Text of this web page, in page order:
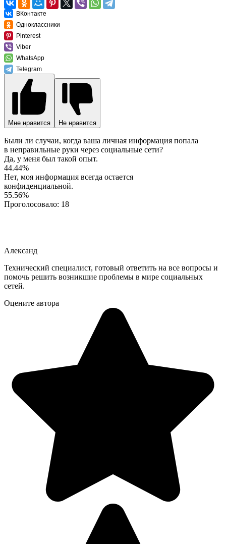
ВКонтакте
Одноклассники
Pinterest
Viber
WhatsApp
Telegram
Мне нравится Не нравится
Были ли случаи, когда ваша личная информация попала
в неправильные руки через социальные сети?
Да, у меня был такой опыт.
44.44%
Нет, моя информация всегда остается
конфиденциальной.
55.56%
Проголосовало: 18
Александ
Технический специалист, готовый ответить на все вопросы и
помочь решить возникшие проблемы в мире социальных
сетей.
Оцените автора